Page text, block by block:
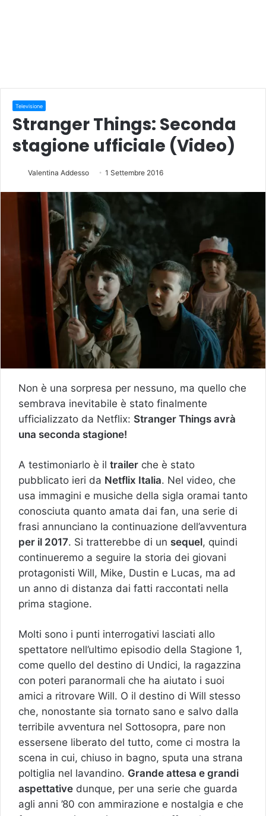
Televisione
Stranger Things: Seconda
stagione ufficiale (Video)
Valentina Addesso 1 Settembre 2016
Non è una sorpresa per nessuno, ma quello che
sembrava inevitabile è stato finalmente
ufficializzato da Netflix: Stranger Things avrà
una seconda stagione!
A testimoniarlo è il trailer che è stato
pubblicato ieri da Netflix Italia. Nel video, che
usa immagini e musiche della sigla oramai tanto
conosciuta quanto amata dai fan, una serie di
frasi annunciano la continuazione dell’avventura
per il 2017. Si tratterebbe di un sequel, quindi
continueremo a seguire la storia dei giovani
protagonisti Will, Mike, Dustin e Lucas, ma ad
un anno di distanza dai fatti raccontati nella
prima stagione.
Molti sono i punti interrogativi lasciati allo
spettatore nell’ultimo episodio della Stagione 1,
come quello del destino di Undici, la ragazzina
con poteri paranormali che ha aiutato i suoi
amici a ritrovare Will. O il destino di Will stesso
che, nonostante sia tornato sano e salvo dalla
terribile avventura nel Sottosopra, pare non
essersene liberato del tutto, come ci mostra la
scena in cui, chiuso in bagno, sputa una strana
poltiglia nel lavandino. Grande attesa e grandi
aspettative dunque, per una serie che guarda
agli anni ’80 con ammirazione e nostalgia e che